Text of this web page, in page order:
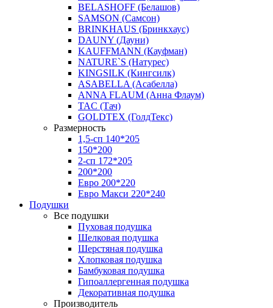
BELASHOFF (Белашов)
SAMSON (Самсон)
BRINKHAUS (Бринкхаус)
DAUNY (Дауни)
KAUFFMANN (Кауфман)
NATURE`S (Натурес)
KINGSILK (Кингсилк)
ASABELLA (Асабелла)
ANNA FLAUM (Анна Флаум)
TAC (Тач)
GOLDTEX (ГолдТекс)
Размерность
1,5-сп 140*205
150*200
2-сп 172*205
200*200
Евро 200*220
Евро Макси 220*240
Подушки
Все подушки
Пуховая подушка
Шелковая подушка
Шерстяная подушка
Хлопковая подушка
Бамбуковая подушка
Гипоаллергенная подушка
Декоративная подушка
Производитель